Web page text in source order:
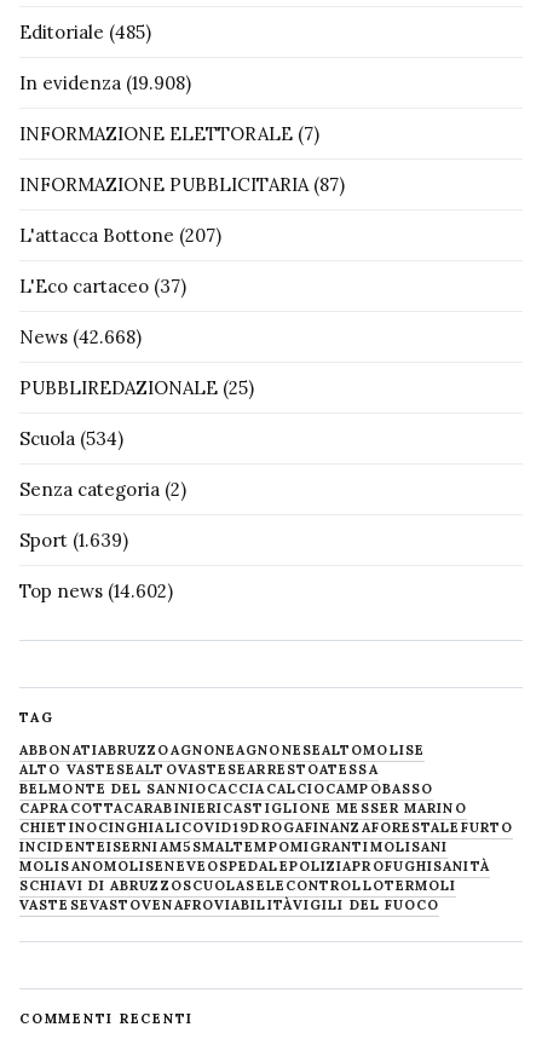
Editoriale (485)
In evidenza (19.908)
INFORMAZIONE ELETTORALE (7)
INFORMAZIONE PUBBLICITARIA(87)
L'attacca Bottone (207)
L'Eco cartaceo (37)
News (42.668)
PUBBLIREDAZIONALE (25)
Scuola (534)
Senza categoria (2)
Sport (1.639)
Top news (14.602)
TAG
ABBONATIABRUZZOAGNONEAGNONESEALTOMOLISE
ALTO VASTESEALTOVASTESEARRESTOATESSA
BELMONTE DEL SANNIOCACCIACALCIOCAMPOBASSO
CAPRACOTTACARABINIERICASTIGLIONE MESSER MARINO
CHIETINOCINGHIALICOVID19DROGAFINANZAFORESTALE FURTO
INCIDENTEISERNIAM5SMALTEMPOMIGRANTIMOLISANI
MOLISANOMOLISENEVE OSPEDALEPOLIZIAPROFUGHISANITÀ
SCHIAVI DI ABRUZZOSCUOLASELECONTROLLOTERMOLI
VASTESEVASTOVENAFROVIABILITÀVIGILI DEL FUOCO
COMMENTI RECENTI